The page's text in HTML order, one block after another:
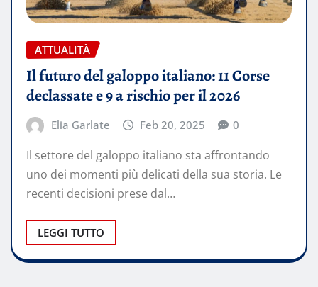
ATTUALITÀ
Il futuro del galoppo italiano: 11 Corse
declassate e 9 a rischio per il 2026
Elia Garlate Feb 20, 2025 0
Il settore del galoppo italiano sta affrontando
uno dei momenti più delicati della sua storia. Le
recenti decisioni prese dal…
LEGGI TUTTO